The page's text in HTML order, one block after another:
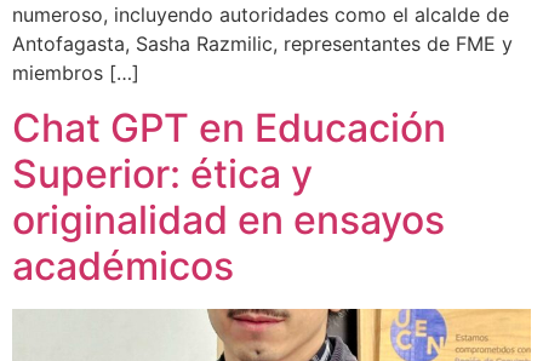
numeroso, incluyendo autoridades como el alcalde de
Antofagasta, Sasha Razmilic, representantes de FME y
miembros […]
Chat GPT en Educación
Superior: ética y
originalidad en ensayos
académicos